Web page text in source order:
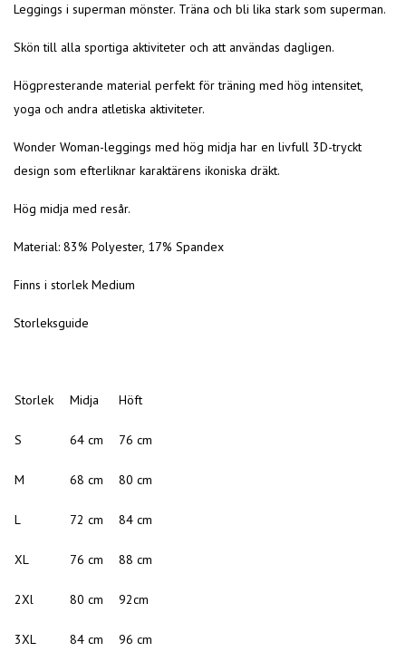
Leggings i superman mönster. Träna och bli lika stark som superman.
Skön till alla sportiga aktiviteter och att användas dagligen.
Högpresterande material perfekt för träning med hög intensitet,
yoga och andra atletiska aktiviteter.
Wonder Woman-leggings med hög midja har en livfull 3D-tryckt
design som efterliknar karaktärens ikoniska dräkt.
Hög midja med resår.
Material: 83% Polyester, 17% Spandex
Finns i storlek Medium
Storleksguide
Storlek Midja Höft
S 64 cm 76 cm
M 68 cm 80 cm
L 72 cm 84 cm
XL 76 cm 88 cm
2Xl 80 cm 92cm
3XL 84 cm 96 cm